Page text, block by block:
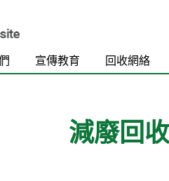
宣傳教育 回收網絡
減廢回